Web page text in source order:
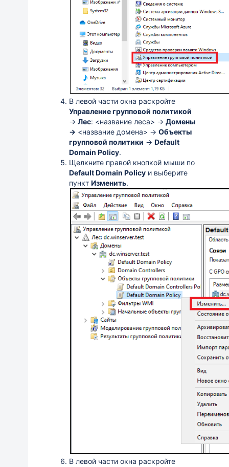
В левой части окна раскройте
Управление групповой политикой
→ Лес: <название леса> → Домены
→ <название домена> → Объекты
групповой политики → Default
Domain Policy.
Щелкните правой кнопкой мыши по
Default Domain Policy и выберите
пункт Изменить.
В левой части окна раскройте